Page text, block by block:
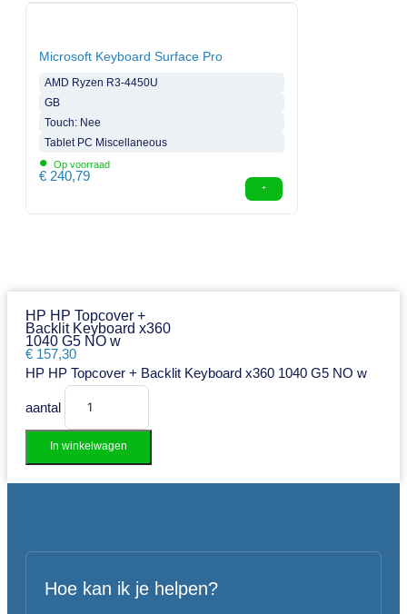
Microsoft Keyboard Surface Pro
AMD Ryzen R3-4450U
GB
Touch: Nee
Tablet PC Miscellaneous
• Op voorraad
€ 240,79
HP HP Topcover +
Backlit Keyboard x360
1040 G5 NO w
€ 157,30
HP HP Topcover + Backlit Keyboard x360 1040 G5 NO w
aantal
In winkelwagen
Hoe kan ik je helpen?